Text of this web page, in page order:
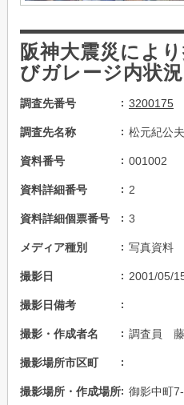
阪神大震災によ
びガレージ内状
調査先番号 3200175
調査先名称 松元紀公夫
資料番号 001002
資料詳細番号 2
資料詳細個票番号 3
メディア種別 写真資料
撮影日 2001/05/
撮影日備考
撮影・作成者名 調査員 藤
撮影場所市区町
撮影場所・作成場所 御影中町